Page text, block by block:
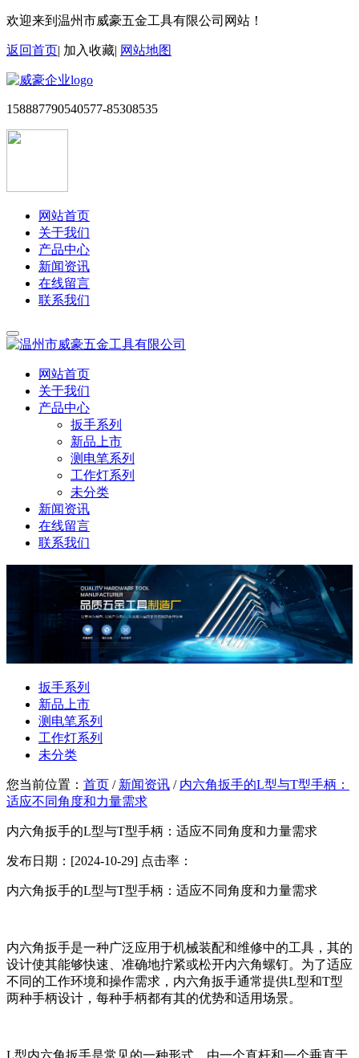
欢迎来到温州市威豪五金工具有限公司网站！
返回首页| 加入收藏| 网站地图
158887790540577-85308535
网站首页
关于我们
产品中心
新闻资讯
在线留言
联系我们
网站首页
关于我们
产品中心
扳手系列
新品上市
测电笔系列
工作灯系列
未分类
新闻资讯
在线留言
联系我们
扳手系列
新品上市
测电笔系列
工作灯系列
未分类
您当前位置： 首页 / 新闻资讯 / 内六角扳手的L型与T型手柄：
适应不同角度和力量需求
内六角扳手的L型与T型手柄：适应不同角度和力量需求
发布日期：[2024-10-29] 点击率：
内六角扳手的L型与T型手柄：适应不同角度和力量需求
内六角扳手是一种广泛应用于机械装配和维修中的工具，其的
设计使其能够快速、准确地拧紧或松开内六角螺钉。为了适应
不同的工作环境和操作需求，内六角扳手通常提供L型和T型
两种手柄设计，每种手柄都有其的优势和适用场景。
L型内六角扳手是常见的一种形式，由一个直杆和一个垂直于